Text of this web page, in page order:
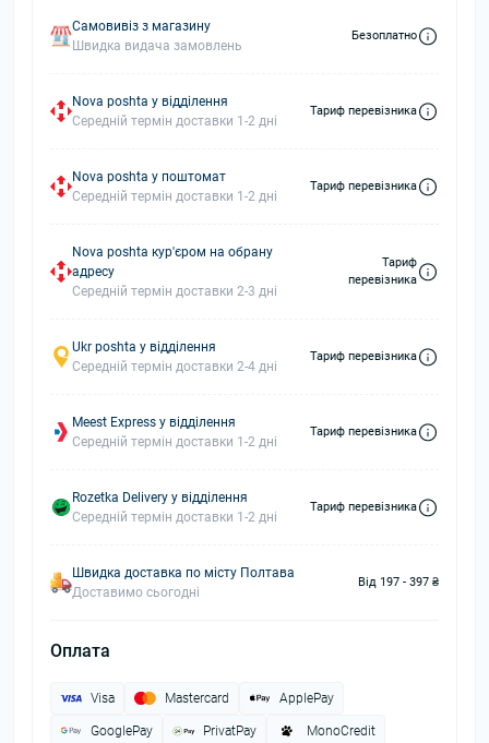
Самовивіз з магазину
Швидка видача замовлень
Безоплатно
Nova poshta у відділення
Середній термін доставки 1-2 дні
Тариф перевізника
Nova poshta у поштомат
Середній термін доставки 1-2 дні
Тариф перевізника
Nova poshta кур'єром на обрану
адресу
Середній термін доставки 2-3 дні
Тариф
перевізника
Ukr poshta у відділення
Середній термін доставки 2-4 дні
Тариф перевізника
Meest Express у відділення
Середній термін доставки 1-2 дні
Тариф перевізника
Rozetka Delivery у відділення
Середній термін доставки 1-2 дні
Тариф перевізника
Швидка доставка по місту Полтава
Доставимо сьогодні
Від 197 - 397 ₴
Оплата
Visa Mastercard ApplePay
GooglePay PrivatPay MonoCredit